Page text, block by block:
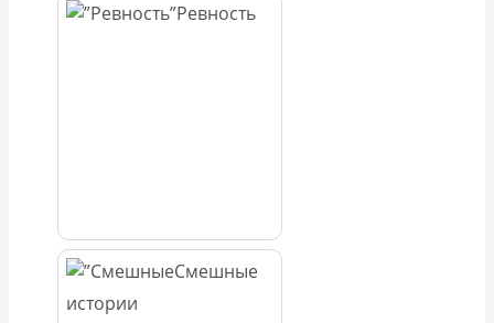
Ревность
Смешные
истории